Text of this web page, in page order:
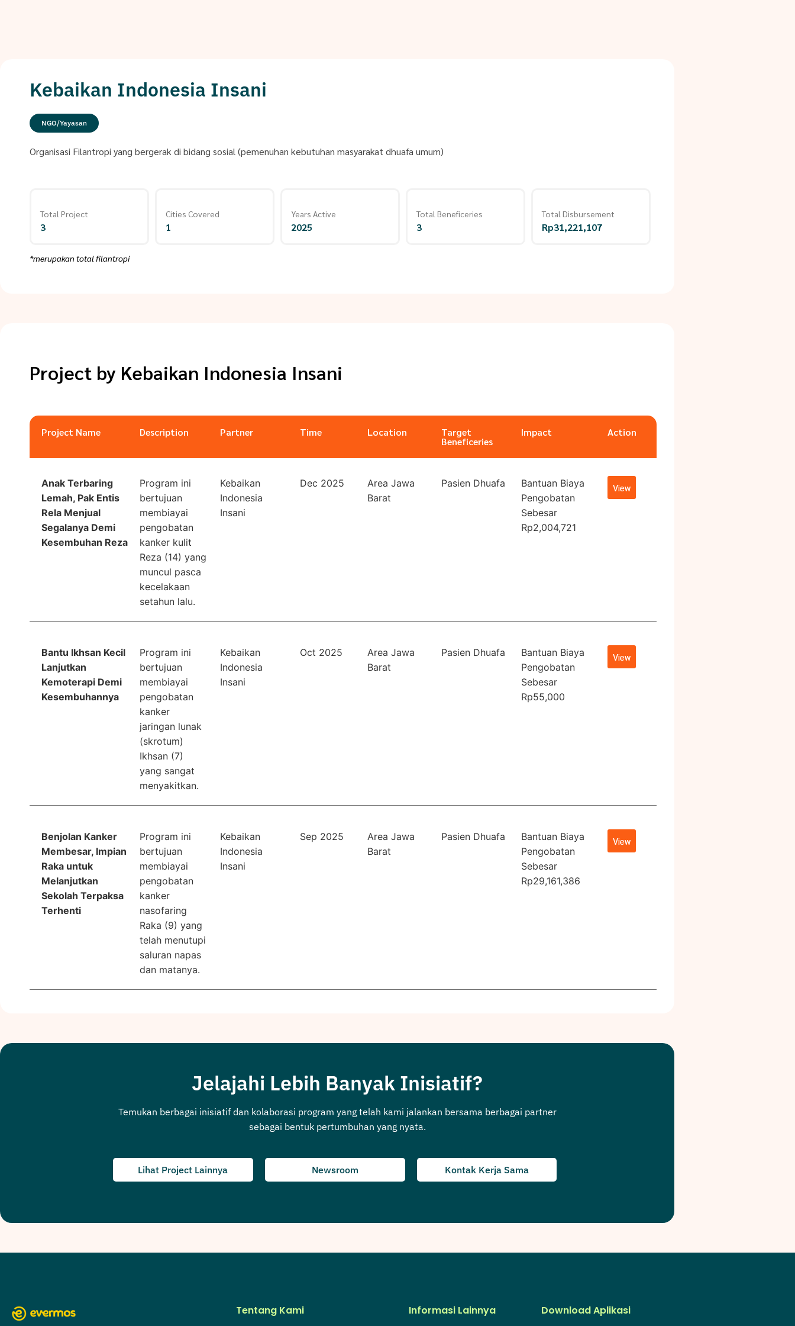
Kebaikan Indonesia Insani
NGO/Yayasan
Organisasi Filantropi yang bergerak di bidang sosial (pemenuhan kebutuhan masyarakat dhuafa umum)
Total Project
3
Cities Covered
1
Years Active
2025
Total Beneficeries
3
Total Disbursement
Rp31,221,107
*merupakan total filantropi
Project by Kebaikan Indonesia Insani
Project Name Description Partner Time Location Target
Beneficeries
Impact Action
Anak Terbaring
Lemah, Pak Entis
Rela Menjual
Segalanya Demi
Kesembuhan Reza
Program ini
bertujuan
membiayai
pengobatan
kanker kulit
Reza (14) yang
muncul pasca
kecelakaan
setahun lalu.
Kebaikan
Indonesia
Insani
Dec 2025
Area Jawa
Barat
Pasien Dhuafa
Bantuan Biaya
Pengobatan
Sebesar
Rp2,004,721
View
Bantu Ikhsan Kecil
Lanjutkan
Kemoterapi Demi
Kesembuhannya
Program ini
bertujuan
membiayai
pengobatan
kanker
jaringan lunak
(skrotum)
Ikhsan (7)
yang sangat
menyakitkan.
Kebaikan
Indonesia
Insani
Oct 2025
Area Jawa
Barat
Pasien Dhuafa
Bantuan Biaya
Pengobatan
Sebesar
Rp55,000
View
Benjolan Kanker
Membesar, Impian
Raka untuk
Melanjutkan
Sekolah Terpaksa
Terhenti
Program ini
bertujuan
membiayai
pengobatan
kanker
nasofaring
Raka (9) yang
telah menutupi
saluran napas
dan matanya.
Kebaikan
Indonesia
Insani
Sep 2025
Area Jawa
Barat
Pasien Dhuafa
Bantuan Biaya
Pengobatan
Sebesar
Rp29,161,386
View
Jelajahi Lebih Banyak Inisiatif?
Temukan berbagai inisiatif dan kolaborasi program yang telah kami jalankan bersama berbagai partner
sebagai bentuk pertumbuhan yang nyata.
Lihat Project Lainnya Newsroom Kontak Kerja Sama
Tentang Kami Informasi Lainnya Download Aplikasi